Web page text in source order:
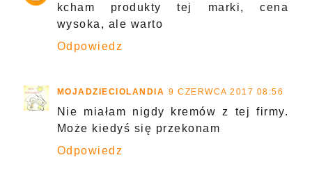
kcham produkty tej marki, cena
wysoka, ale warto
Odpowiedz
MOJADZIECIOLANDIA 9 CZERWCA 2017 08:56
Nie miałam nigdy kremów z tej firmy.
Może kiedyś się przekonam
Odpowiedz